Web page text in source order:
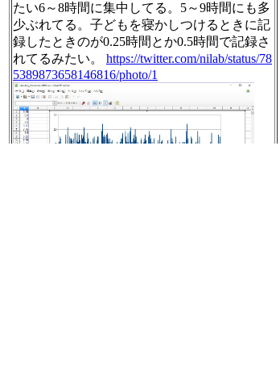
たい6～8時間に集中してる。5～9時間にも多
少ぶれてる。子どもを寝かしつけるときに記
録したときのが0.25時間とか0.5時間で記録さ
れてるみたい。 https://twitter.com/nilab/status/78
5389873658146816/photo/1